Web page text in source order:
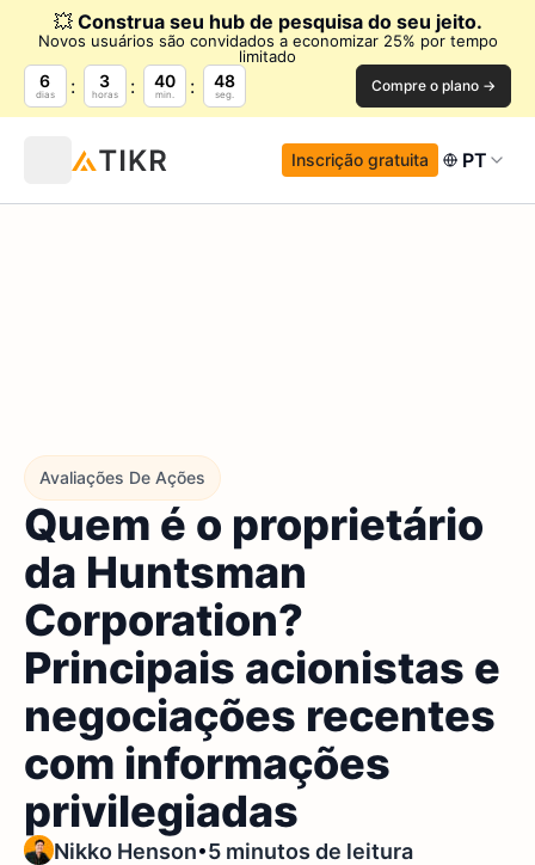
💥 Construa seu hub de pesquisa do seu jeito.
Novos usuários são convidados a economizar 25% por tempo
limitado
6
dias
3
horas
40
min.
48
seg. Compre o plano →
Inscrição gratuita PT
Avaliações De Ações
Quem é o proprietário
da Huntsman
Corporation?
Principais acionistas e
negociações recentes
com informações
privilegiadas
Nikko Henson•5 minutos de leitura